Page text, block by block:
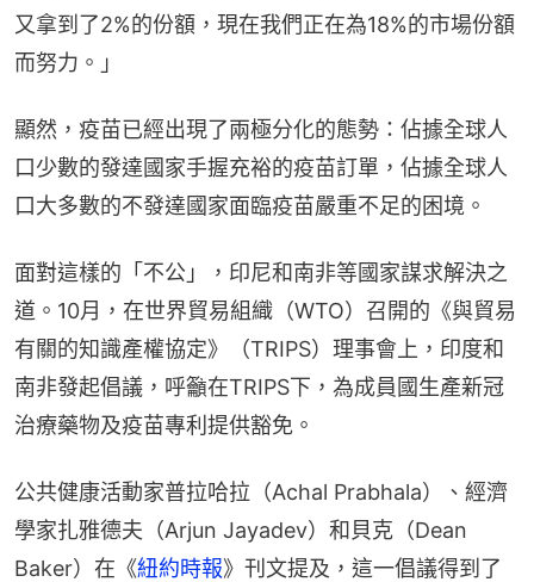
又拿到了2%的份額，現在我們正在為18%的市場份額
而努力。」
顯然，疫苗已經出現了兩極分化的態勢：佔據全球人
口少數的發達國家手握充裕的疫苗訂單，佔據全球人
口大多數的不發達國家面臨疫苗嚴重不足的困境。
面對這樣的「不公」，印尼和南非等國家謀求解決之
道。10月，在世界貿易組織（WTO）召開的《與貿易
有關的知識產權協定》（TRIPS）理事會上，印度和
南非發起倡議，呼籲在TRIPS下，為成員國生產新冠
治療藥物及疫苗專利提供豁免。
公共健康活動家普拉哈拉（Achal Prabhala）、經濟
學家扎雅德夫（Arjun Jayadev）和貝克（Dean
Baker）在《紐約時報》刊文提及，這一倡議得到了